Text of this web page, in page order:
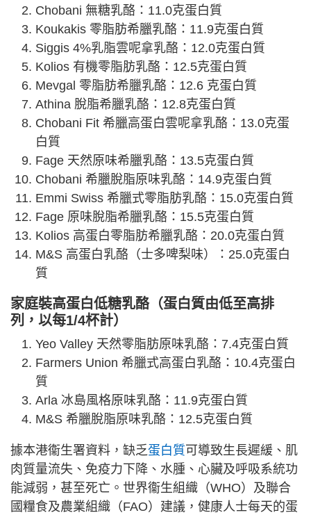
Chobani 無糖乳酪：11.0克蛋白質
Koukakis 零脂肪希臘乳酪：11.9克蛋白質
Siggis 4%乳脂雲呢拿乳酪：12.0克蛋白質
Kolios 有機零脂肪乳酪：12.5克蛋白質
Mevgal 零脂肪希臘乳酪：12.6 克蛋白質
Athina 脫脂希臘乳酪：12.8克蛋白質
Chobani Fit 希臘高蛋白雲呢拿乳酪：13.0克蛋
白質
Fage 天然原味希臘乳酪：13.5克蛋白質
Chobani 希臘脫脂原味乳酪：14.9克蛋白質
Emmi Swiss 希臘式零脂肪乳酪：15.0克蛋白質
Fage 原味脫脂希臘乳酪：15.5克蛋白質
Kolios 高蛋白零脂肪希臘乳酪：20.0克蛋白質
M&S 高蛋白乳酪（士多啤梨味）：25.0克蛋白
質
家庭裝高蛋白低糖乳酪（蛋白質由低至高排
列，以每1/4杯計）
Yeo Valley 天然零脂肪原味乳酪：7.4克蛋白質
Farmers Union 希臘式高蛋白乳酪：10.4克蛋白
質
Arla 冰島風格原味乳酪：11.9克蛋白質
M&S 希臘脫脂原味乳酪：12.5克蛋白質
據本港衞生署資料，缺乏蛋白質可導致生長遲緩、肌
肉質量流失、免疫力下降、水腫、心臟及呼吸系統功
能減弱，甚至死亡。世界衞生組織（WHO）及聯合
國糧食及農業組織（FAO）建議，健康人士每天的蛋